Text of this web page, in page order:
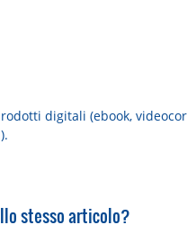
digitali (ebook,
stesso articolo?